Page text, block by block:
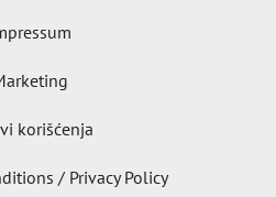
korišćenja
/ Privacy Policy